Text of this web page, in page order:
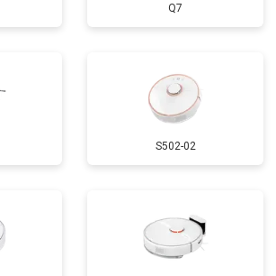
Q7
S502-02